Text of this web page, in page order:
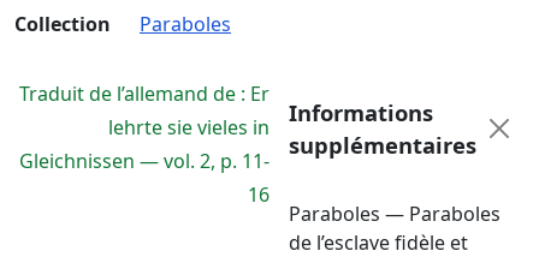
Collection
Paraboles
Traduit de l’allemand de : Er
lehrte sie vieles in
Gleichnissen — vol. 2, p. 11-
16
Informations
supplémentaires
Paraboles — Paraboles
de l’esclave fidèle et